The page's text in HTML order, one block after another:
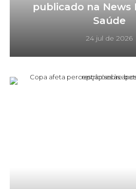
publicado na News
Saúde
24 jul de 2026